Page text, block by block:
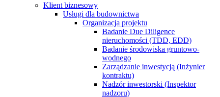
Klient biznesowy
Usługi dla budownictwa
Organizacja projektu
Badanie Due Diligence
nieruchomości (TDD, EDD)
Badanie środowiska gruntowo-
wodnego
Zarządzanie inwestycją (Inżynier
kontraktu)
Nadzór inwestorski (Inspektor
nadzoru)